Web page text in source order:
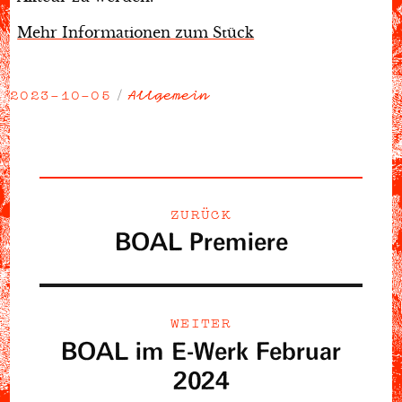
Mehr Informationen zum Stück
Veröffentlicht
am
2023-10-05 Kategorien
Allgemein
ZURÜCK
BOAL Premiere
WEITER
Nächster
BOAL im E-Werk Februar
2024